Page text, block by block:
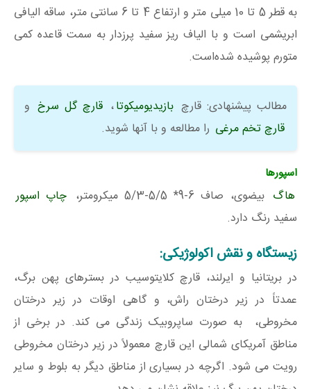
به قطر 5 تا 10 میلی متر و ارتفاع 4 تا 6 سانتی متر، ساقه الیافی
ابریشمی است و با الیاف ریز سفید پرزدار به سمت قاعده کمی
متورم پوشیده شده‌است.
مطالب پیشنهادی: قارچ بازیدیومیکوتا، قارچ گل سرخ و
قارچ ‌تخم مرغی را مطالعه و با آنها شوید.
اسپورها
هاگ بیضوی، صاف 6-9* 5/5-5/3 میکرومتر،
چاپ اسپور
سفید رنگ دارد.
زیستگاه و نقش اکولوژیکی:
در بریتانیا و ایرلند، قارچ کلایتوسیب در بسترهای پهن برگ،
عمدتاً در زیر درختان راش، و گاهی اوقات در زیر درختان
مخروطی، به صورت ساپروبیک زندگی می کند. در برخی از
مناطق آمریکای شمالی این قارچ معمولاً در زیر درختان مخروطی
رویت می شود. اگرچه در بسیاری از مناطق دیگر به بلوط و سایر